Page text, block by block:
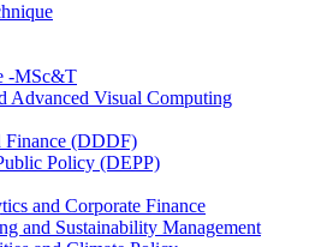
-MSc&T
Visual Computing
Finance (DDDF)
Policy (DEPP)
and Corporate Finance
and Sustainability Management